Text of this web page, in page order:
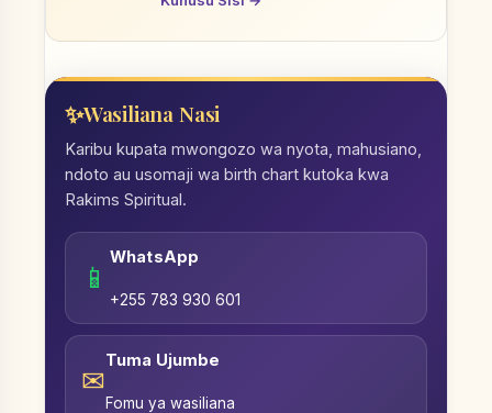
Wasiliana Nasi
Karibu kupata mwongozo wa nyota, mahusiano,
ndoto au usomaji wa birth chart kutoka kwa
Rakims Spiritual.
📱
WhatsApp
+255 783 930 601
✉
Tuma Ujumbe
Fomu ya wasiliana